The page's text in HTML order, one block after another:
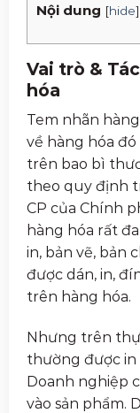
Nội dung [hide]
Vai trò &
hóa
Tem nhãn
về hàng hóa
trên bao bì
theo quy định
CP của Chính
hàng hóa rất
in, bản vẽ, bản
được dán, in,
trên hàng hóa.
Nhưng trên
thường được in
Doanh nghiệp
vào sản phẩm.